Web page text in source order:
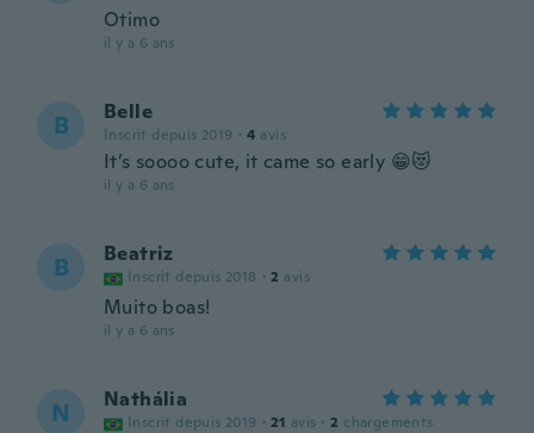
Otimo
il y a 6 ans
B Belle
Inscrit depuis 2019 · 4 avis
It’s soooo cute, it came so early 😁😻
il y a 6 ans
B Beatriz
Inscrit depuis 2018 · 2 avis
Muito boas!
il y a 6 ans
N Nathália
Inscrit depuis 2019 · 21 avis · 2 chargements